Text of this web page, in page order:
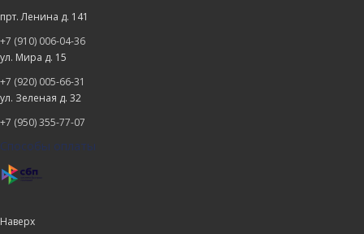
прт. Ленина д. 141
+7 (910) 006-04-36
ул. Мира д. 15
+7 (920) 005-66-31
ул. Зеленая д. 32
+7 (950) 355-77-07
Способы оплаты
Наверх